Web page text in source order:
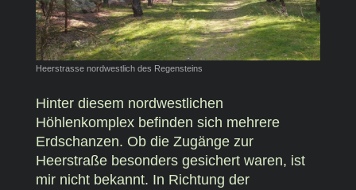
Heerstrasse nordwestlich des Regensteins
Hinter diesem nordwestlichen
Höhlenkomplex befinden sich mehrere
Erdschanzen. Ob die Zugänge zur
Heerstraße besonders gesichert waren, ist
mir nicht bekannt. In Richtung der